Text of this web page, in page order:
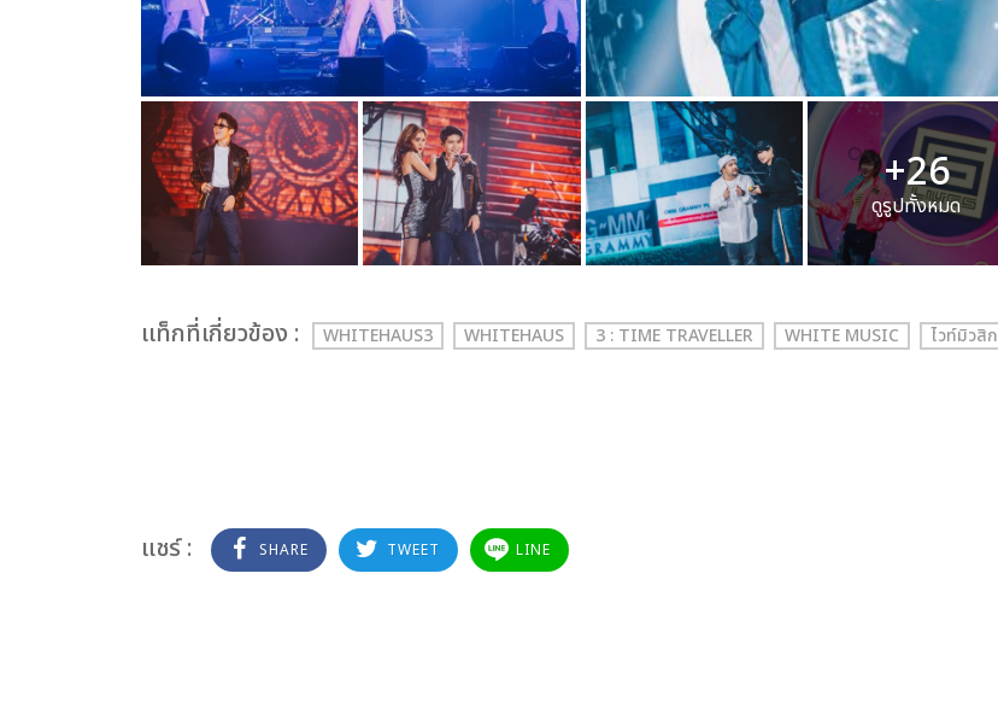
+26
ดูรูปทั้งหมด
เเท็กที่เกี่ยวข้อง : WHITEHAUS3 WHITEHAUS 3 : TIME TRAVELLER WHITE MUSIC ไวท์มิวสิก
แชร์ : SHARE TWEET LINE